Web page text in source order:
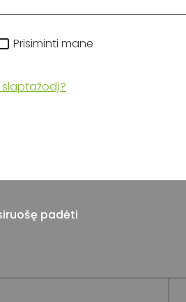
Prisiminti mane
padėti